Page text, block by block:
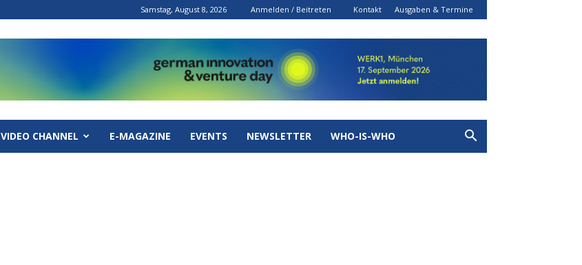
Samstag, August 8, 2026 Anmelden / Beitreten Kontakt Ausgaben & Termine
VIDEO CHANNEL E-MAGAZINE EVENTS NEWSLETTER WHO-IS-WHO